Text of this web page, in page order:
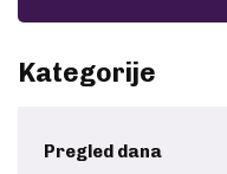
Kategorije
Pregled dana